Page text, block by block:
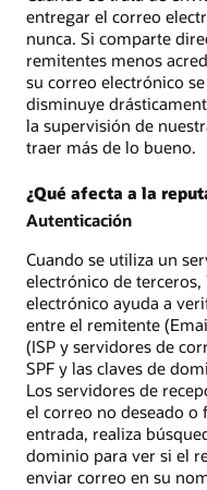
entregar el correo
nunca. Si comparte
remitentes menos
su correo electrónico
disminuye
la supervisión de
traer más de lo bueno.
¿Qué afecta a la
Autenticación
Cuando se utiliza un
electrónico de
electrónico ayuda a
entre el remitente
(ISP y servidores de
SPF y las claves de
Los servidores de
el correo no deseado o
entrada, realiza
dominio para ver si el
enviar correo en su